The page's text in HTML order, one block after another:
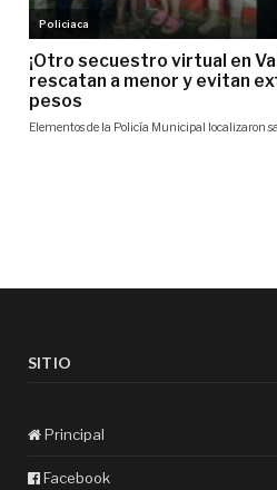
SITIO
Principal
Facebook